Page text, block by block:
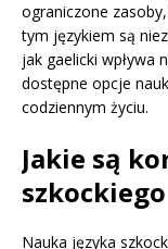
ograniczone
tym językiem są
jak gaelicki wpływa
dostępne opcje
codziennym życiu.
Jakie są
Nauka języka